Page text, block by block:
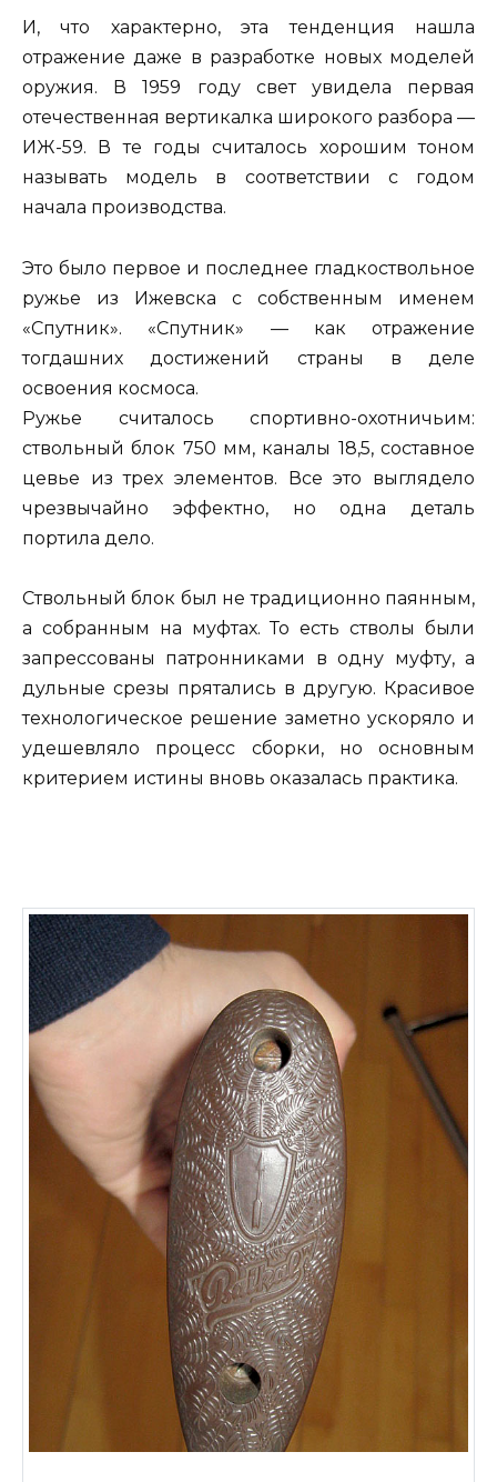
И, что характерно, эта тенденция нашла
отражение даже в разработке новых моделей
оружия. В 1959 году свет увидела первая
отечественная вертикалка широкого разбора —
ИЖ-59. В те годы считалось хорошим тоном
называть модель в соответствии с годом
начала производства.
Это было первое и последнее гладкоствольное
ружье из Ижевска с собственным именем
«Спутник». «Спутник» — как отражение
тогдашних достижений страны в деле
освоения космоса.
Ружье считалось спортивно-охотничьим:
ствольный блок 750 мм, каналы 18,5, составное
цевье из трех элементов. Все это выглядело
чрезвычайно эффектно, но одна деталь
портила дело.
Ствольный блок был не традиционно паянным,
а собранным на муфтах. То есть стволы были
запрессованы патронниками в одну муфту, а
дульные срезы прятались в другую. Красивое
технологическое решение заметно ускоряло и
удешевляло процесс сборки, но основным
критерием истины вновь оказалась практика.